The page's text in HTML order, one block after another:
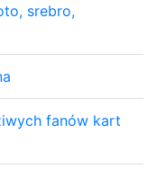
srebro,
fanów kart